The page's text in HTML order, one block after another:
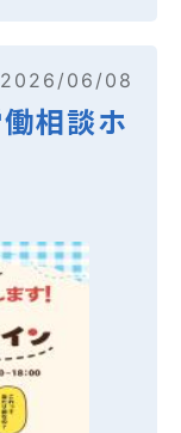
2026/06/08
相談ホ